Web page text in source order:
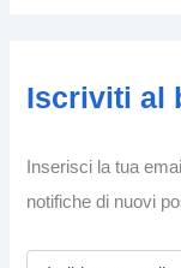
Iscriviti al
Inserisci la tua
notifiche di nuovi